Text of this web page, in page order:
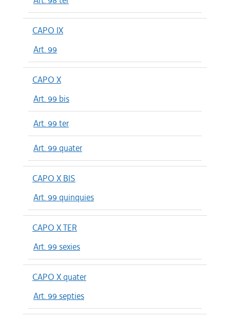
CAPO IX
Art. 99
CAPO X
Art. 99 bis
Art. 99 ter
Art. 99 quater
CAPO X BIS
Art. 99 quinquies
CAPO X TER
Art. 99 sexies
CAPO X quater
Art. 99 septies